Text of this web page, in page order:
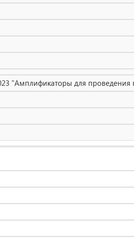
"Амплификаторы для проведения